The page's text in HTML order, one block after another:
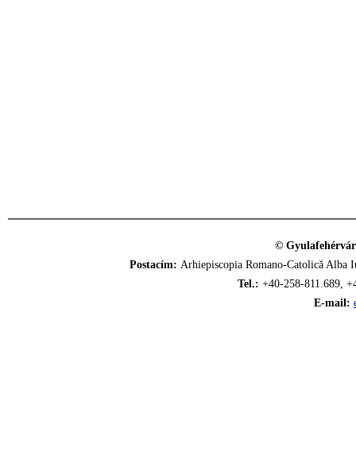
©
Postacím: Arhiepiscopia Romano-Catolică
Tel.: +40-258-811.689,
E-mail: